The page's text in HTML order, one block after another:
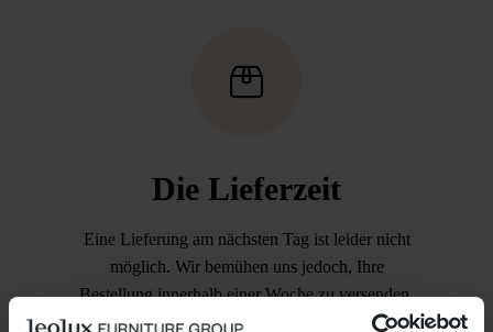
Die Lieferzeit
Eine Lieferung am nächsten Tag ist leider nicht
möglich. Wir bemühen uns jedoch, Ihre
Bestellung innerhalb einer Woche zu versenden.
Sobald dies der Fall ist, erhalten Sie von uns